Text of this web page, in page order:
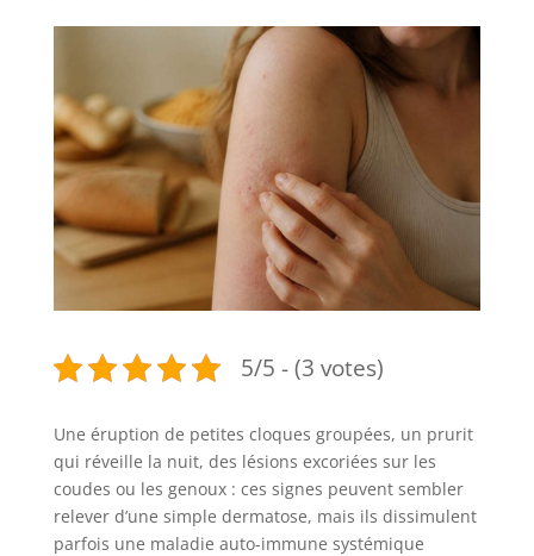
5/5 - (3 votes)
Une éruption de petites cloques groupées, un prurit
qui réveille la nuit, des lésions excoriées sur les
coudes ou les genoux : ces signes peuvent sembler
relever d’une simple dermatose, mais ils dissimulent
parfois une maladie auto-immune systémique